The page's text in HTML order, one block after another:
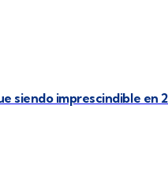
siendo imprescindible en